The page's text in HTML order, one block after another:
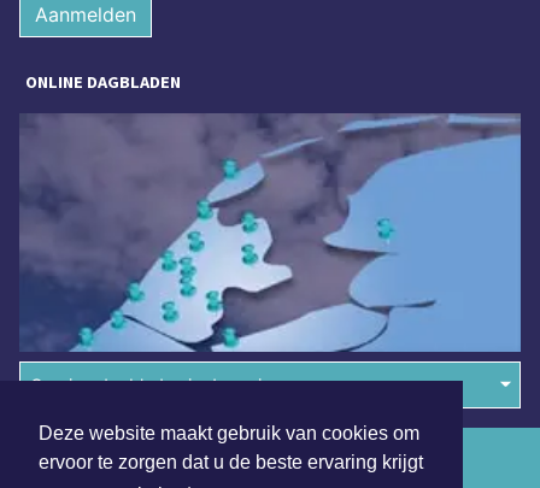
Deze website maakt gebruik van cookies om
ervoor te zorgen dat u de beste ervaring krijgt
Aanmelden
ONLINE DAGBLADEN
Overige dagbladen in de regio
Algemene voorwaarden